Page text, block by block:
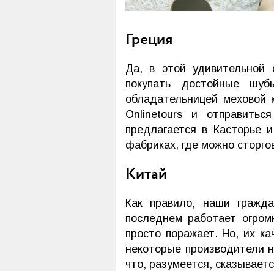
Греция
Да, в этой
покупать достойные
обладательницей меховой
Onlinetours и
предлагается в Касторье
фабриках, где можно
Китай
Как правило, наши
последнем работает
просто поражает. Но, их
некоторые производители
что, разумеется,